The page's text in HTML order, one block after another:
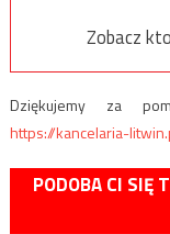
Zobacz
Dziękujemy za
https://kancelaria-
PODOBA CI SIĘ